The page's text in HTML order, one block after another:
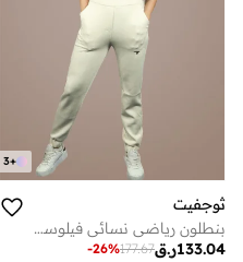
+
3
ثوجفيت
بنطلون رياضي نسائي فيلوستي فايبر - بيج
ر.ق133.04
177.67
-26%